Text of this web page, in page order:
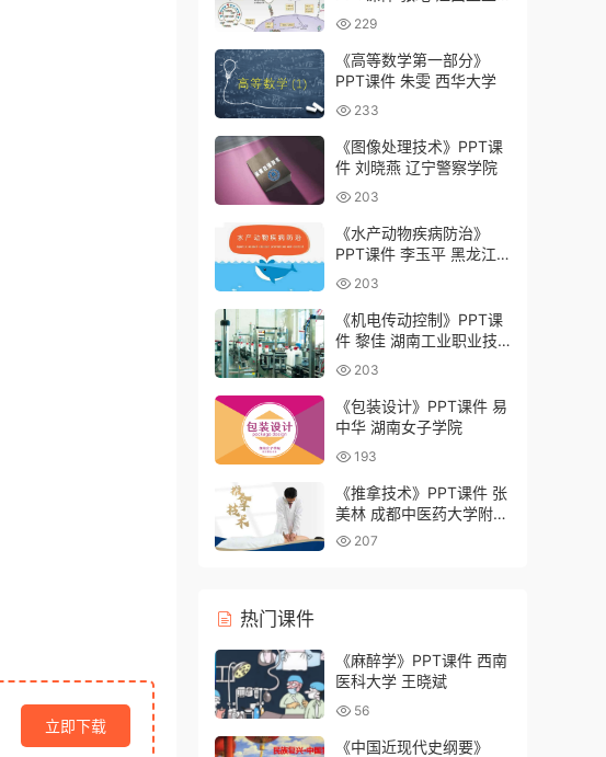
立即下载
职业学院
229
《高等数学第一部分》
PPT课件 朱雯 西华大学
233
《图像处理技术》PPT课
件 刘晓燕 辽宁警察学院
203
《水产动物疾病防治》
PPT课件 李玉平 黑龙江
农业工程职业学院
203
《机电传动控制》PPT课
件 黎佳 湖南工业职业技
术学院
203
《包装设计》PPT课件 易
中华 湖南女子学院
193
《推拿技术》PPT课件 张
美林 成都中医药大学附属
医院针灸学校（四川省针
207
热门课件
《麻醉学》PPT课件 西南
医科大学 王晓斌
56
《中国近现代史纲要》